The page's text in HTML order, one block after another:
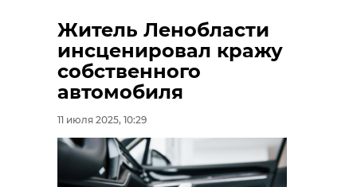
Житель Ленобласти
инсценировал кражу
собственного
автомобиля
11 июля 2025, 10:29